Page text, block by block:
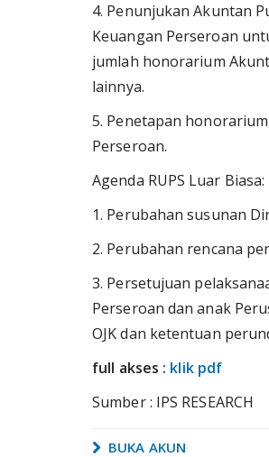
4. Penunjukan Akuntan
Keuangan Perseroan
jumlah honorarium
lainnya.
5. Penetapan
Perseroan.
Agenda RUPS Luar Biasa:
1. Perubahan susunan
2. Perubahan rencana
3. Persetujuan
Perseroan dan anak
OJK dan ketentuan
full akses : klik pdf
Sumber : IPS RESEARCH
BUKA AKUN